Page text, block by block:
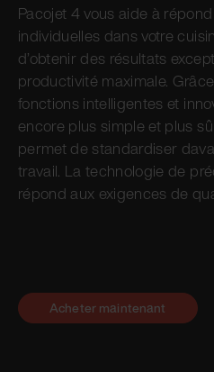
Pacojet 4 vous aide à
individuelles dans votre
d’obtenir des résultats
productivité maximale.
fonctions intelligentes et
encore plus simple et plus
permet de standardiser
travail. La technologie de
répond aux exigences de
Acheter maintenant